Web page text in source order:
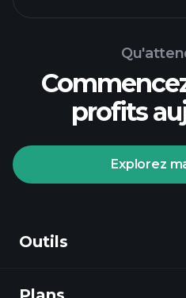
profits
Explorez
Outils